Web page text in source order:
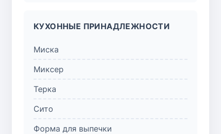
КУХОННЫЕ ПРИНАДЛЕЖНОСТИ
Миска
Миксер
Терка
Сито
Форма для выпечки